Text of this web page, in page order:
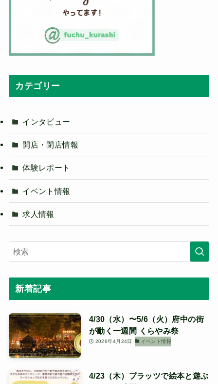
カテゴリー
インタビュー
開店・閉店情報
体験レポート
イベント情報
求人情報
新着記事
4/30（水）〜5/6（火）府中の街
が動く一週間 くらやみ祭
2026年4月24日 イベント情報
4/23（木）プラッツで絵本と遊ぶ